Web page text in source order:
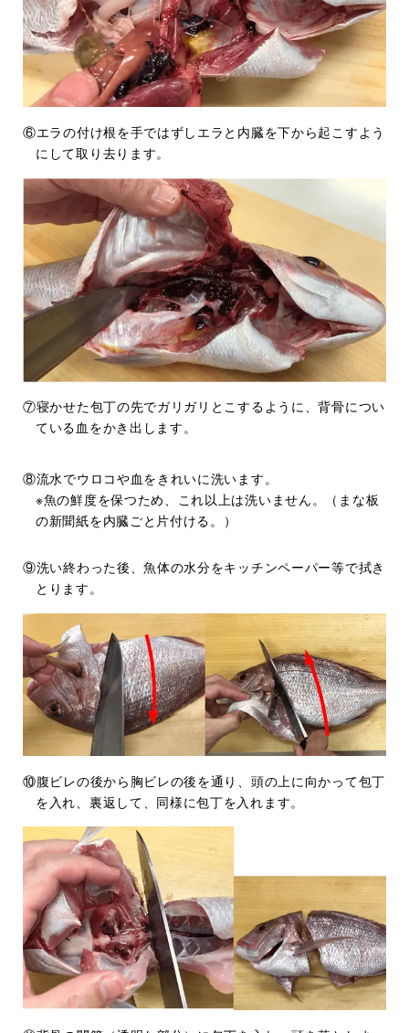
⑥エラの付け根を手ではずしエラと内臓を下から起こすよう
にして取り去ります。
⑦寝かせた包丁の先でガリガリとこするように、背骨につい
ている血をかき出します。
⑧流水でウロコや血をきれいに洗います。
※魚の鮮度を保つため、これ以上は洗いません。（まな板
の新聞紙を内臓ごと片付ける。）
⑨洗い終わった後、魚体の水分をキッチンペーパー等で拭き
とります。
⑩腹ビレの後から胸ビレの後を通り、頭の上に向かって包丁
を入れ、裏返して、同様に包丁を入れます。